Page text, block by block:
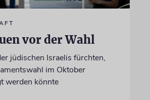
vor der Wahl
jüdischen Israelis fürchten,
im Oktober
werden könnte